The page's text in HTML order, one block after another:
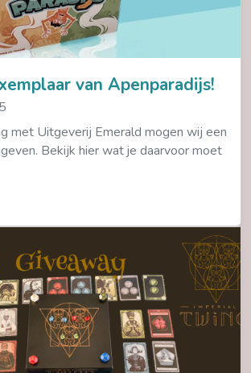
van Apenparadijs!
met Uitgeverij Emerald mogen wij een
Bekijk hier wat je daarvoor moet